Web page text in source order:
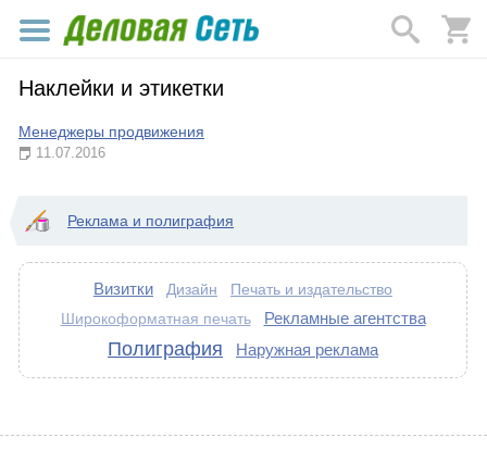
Наклейки и этикетки
Менеджеры продвижения
11.07.2016
Реклама и полиграфия
Визитки Дизайн Печать и издательство
Широкоформатная печать Рекламные агентства
Полиграфия Наружная реклама